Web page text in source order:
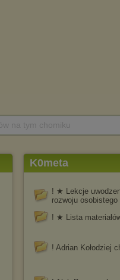
K0meta
! ★ Lekcje
rozwoju osobistego
! ★ Lista
! Adrian Kołodziej